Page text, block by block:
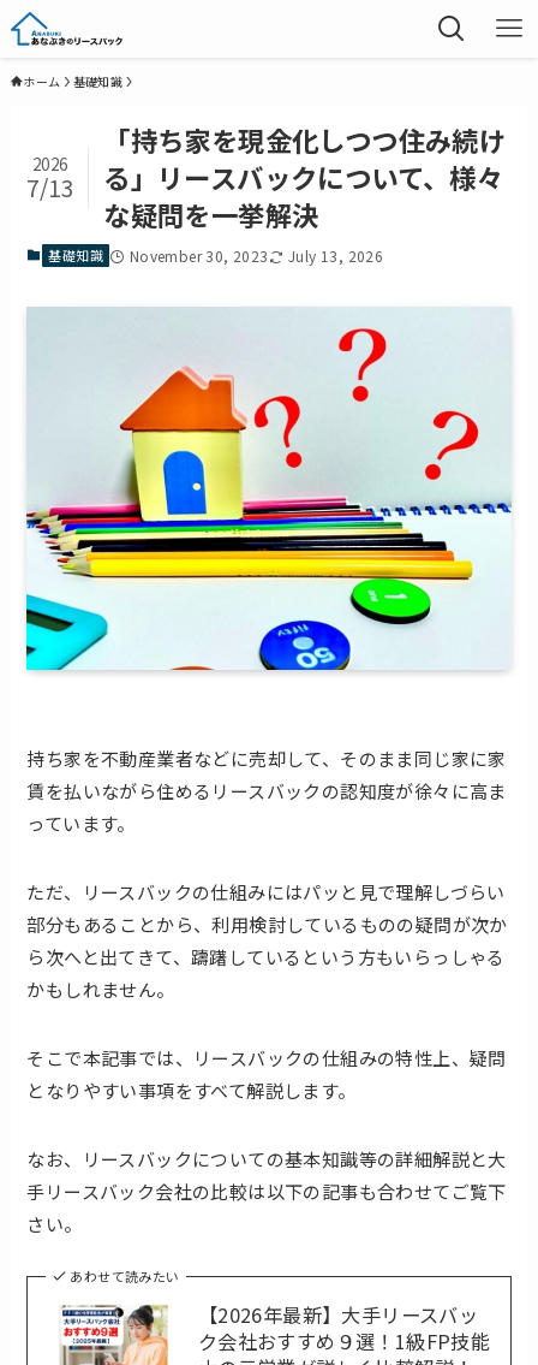
ホーム 基礎知識
「持ち家を現金化しつつ住み続け
る」リースバックについて、様々
な疑問を一挙解決
2026
7/13
基礎知識 November 30, 2023 July 13, 2026
持ち家を不動産業者などに売却して、そのまま同じ家に家
賃を払いながら住めるリースバックの認知度が徐々に高ま
っています。
ただ、リースバックの仕組みにはパッと見で理解しづらい
部分もあることから、利用検討しているものの疑問が次か
ら次へと出てきて、躊躇しているという方もいらっしゃる
かもしれません。
そこで本記事では、リースバックの仕組みの特性上、疑問
となりやすい事項をすべて解説します。
なお、リースバックについての基本知識等の詳細解説と大
手リースバック会社の比較は以下の記事も合わせてご覧下
さい。
あわせて読みたい
【2026年最新】大手リースバッ
ク会社おすすめ９選！1級FP技能